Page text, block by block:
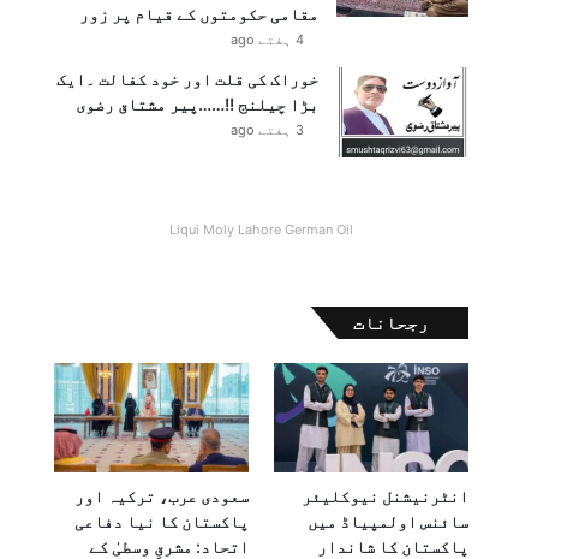
مقامی حکومتوں کے قیام پر زور
4 ہفتے ago
خوراک کی قلت اور خود کفالت ۔ایک
بڑا چیلنج !!……پیر مشتاق رضوی
3 ہفتے ago
Liqui Moly Lahore German Oil
رجحانات
انٹرنیشنل نیوکلیئر
سائنس اولمپیاڈ میں
پاکستان کا شاندار
سعودی عرب، ترکیہ اور
پاکستان کا نیا دفاعی
اتحاد: مشرقِ وسطیٰ کے